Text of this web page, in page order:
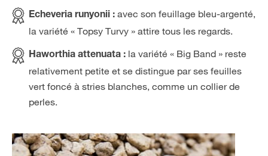
Echeveria runyonii : avec son feuillage bleu-argenté,
la variété « Topsy Turvy » attire tous les regards.
Haworthia attenuata : la variété « Big Band » reste
relativement petite et se distingue par ses feuilles
vert foncé à stries blanches, comme un collier de
perles.